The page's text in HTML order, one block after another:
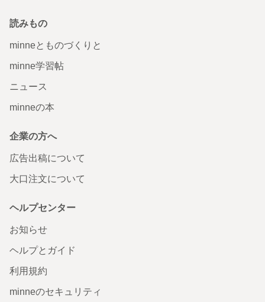
読みもの
minneとものづくりと
minne学習帖
ニュース
minneの本
企業の方へ
広告出稿について
大口注文について
ヘルプセンター
お知らせ
ヘルプとガイド
利用規約
minneのセキュリティ